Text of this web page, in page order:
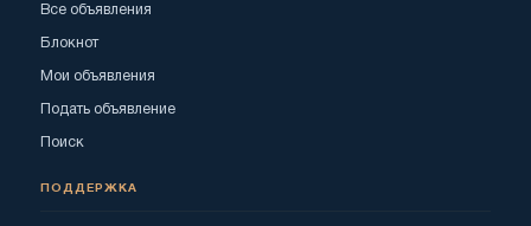
Все объявления
Блокнот
Мои объявления
Подать объявление
Поиск
ПОДДЕРЖКА